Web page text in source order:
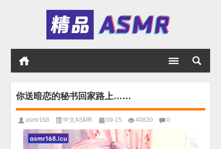
你送暗恋的秘书回家路上……
asmr168 中文ASMR 09-15 40830 0